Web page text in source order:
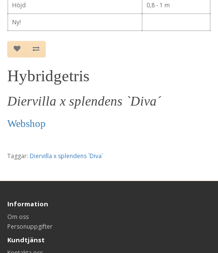
Höjd 0,8 - 1 m
Ny!
Hybridgetris
Diervilla x splendens `Diva´
Webshop
Taggar: Diervilla x splendens `Diva´
Information
Om oss
Personuppgifter
Kundtjänst